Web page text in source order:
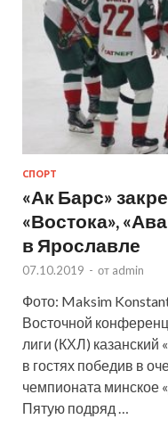
СПОРТ
«Ак Барс»
«Востока»,
в Ярославле
07.10.2019 - от admin
Фото: Maksim
Восточной
лиги (КХЛ) казанский
в гостях победив в
чемпионата минское
Пятую подряд …